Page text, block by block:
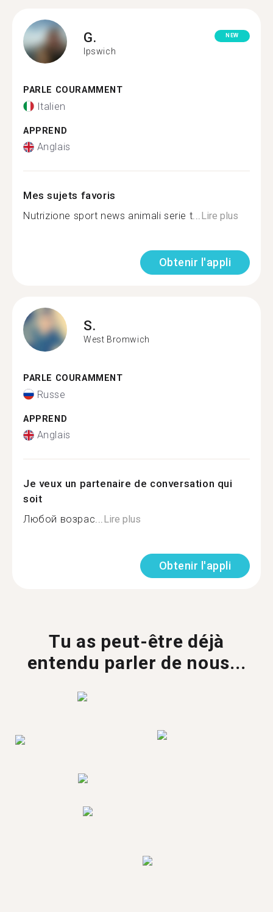
G.
Ipswich
NEW
PARLE COURAMMENT
Italien
APPREND
Anglais
Mes sujets favoris
Nutrizione sport news animali serie t...Lire plus
Obtenir l'appli
S.
West Bromwich
PARLE COURAMMENT
Russe
APPREND
Anglais
Je veux un partenaire de conversation qui
soit
Любой возрас...Lire plus
Obtenir l'appli
Tu as peut-être déjà
entendu parler de nous...